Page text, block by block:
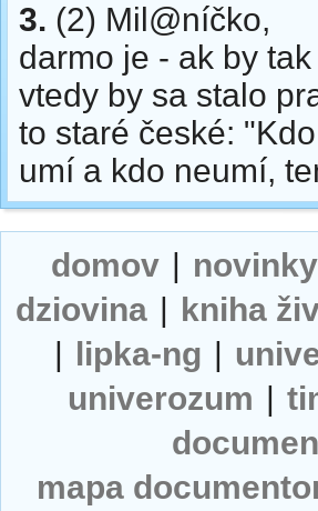
3. (2) Mil@níčko,
darmo je - ak by
vtedy by sa stalo
to staré české:
umí a kdo neumí,
domov | novinky
dziovina | kniha
| lipka-ng |
univerozum |
mapa